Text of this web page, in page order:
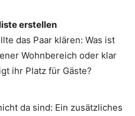
erstellen
das Paar klären: Was ist
Wohnbereich oder klar
ihr Platz für Gäste?
da sind: Ein zusätzliches